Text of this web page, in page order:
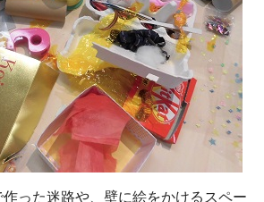
った迷路や、壁に絵をかけるスペー